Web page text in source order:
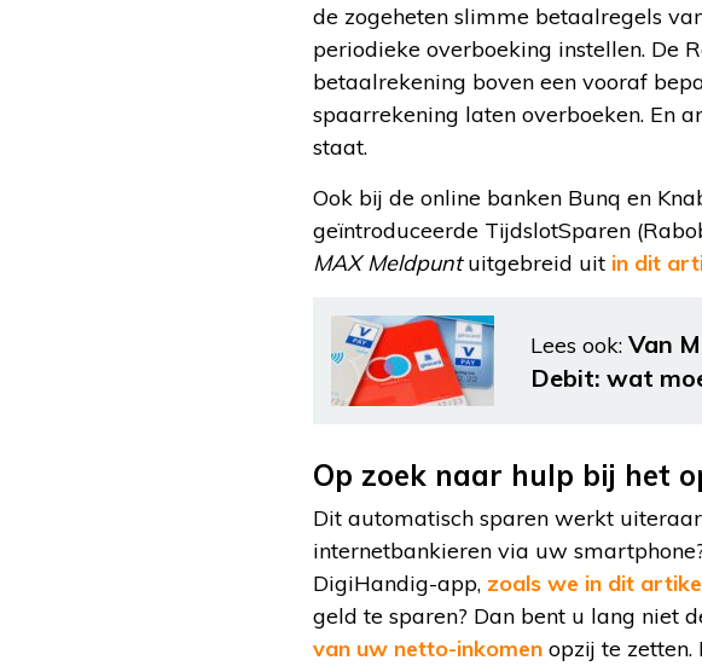
de zogeheten slimme betaalregels
periodieke overboeking instellen. De
betaalrekening boven een vooraf
spaarrekening laten overboeken. En
staat.
Ook bij de online banken Bunq en
geïntroduceerde TijdslotSparen
MAX Meldpuntuitgebreid uit in dit
Lees ook: Van
Debit: wat
Op zoek naar hulp bij het
Dit automatisch sparen werkt
internetbankieren via uw
DigiHandig-app, zoals we in dit
geld te sparen? Dan bent u lang niet
van uw netto-inkomen opzij te